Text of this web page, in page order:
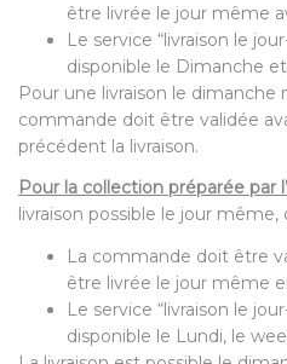
être livrée le jour même
Le service “livraison le
disponible le Dimanche
Pour une livraison le
commande doit être validée
précédent la livraison.
Pour la collection préparée par
livraison possible le jour même,
La commande doit être
être livrée le jour même
Le service “livraison le
disponible le Lundi, le